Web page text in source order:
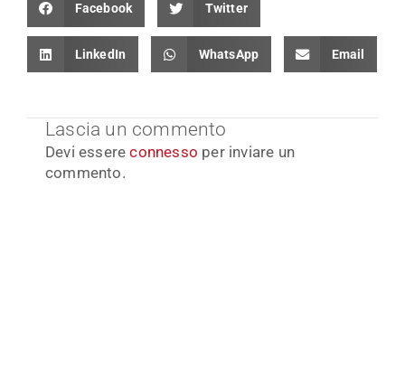
Facebook Twitter
LinkedIn WhatsApp Email
Lascia un commento
Devi essereconnesso per inviare un
commento.